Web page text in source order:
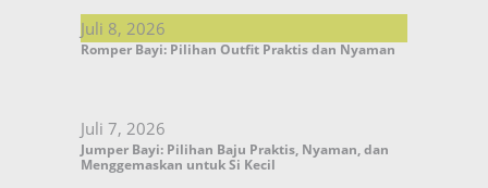
Juli 8, 2026
Romper Bayi: Pilihan Outfit Praktis dan Nyaman
Juli 7, 2026
Jumper Bayi: Pilihan Baju Praktis, Nyaman, dan
Menggemaskan untuk Si Kecil